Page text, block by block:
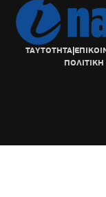
ΤΑΥΤΟΤΗΤΑ|
ΠΟΛΙΤΙΚΗ